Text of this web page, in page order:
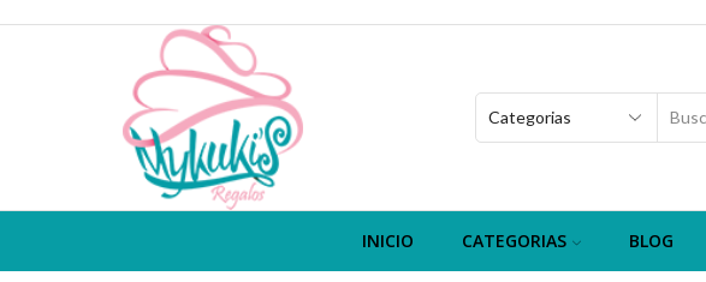
INICIO CATEGORIAS BLOG